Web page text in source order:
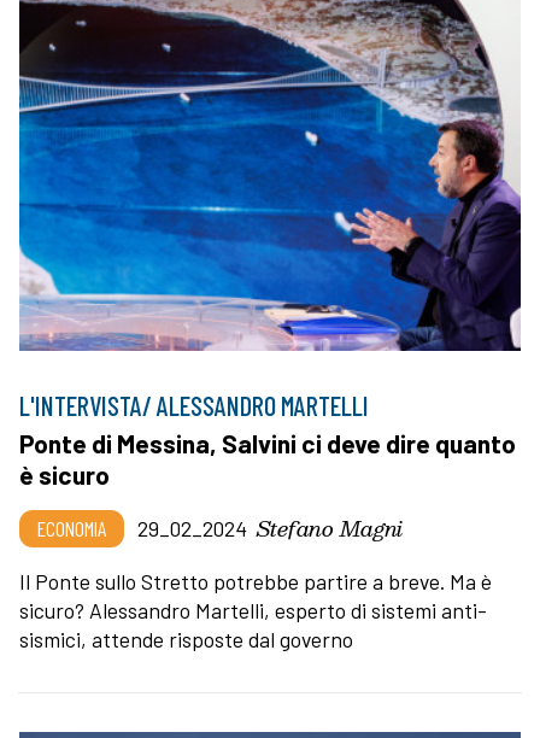
L'INTERVISTA/ ALESSANDRO MARTELLI
Ponte di Messina, Salvini ci deve dire quanto
è sicuro
ECONOMIA 29_02_2024 Stefano Magni
Il Ponte sullo Stretto potrebbe partire a breve. Ma è
sicuro? Alessandro Martelli, esperto di sistemi anti-
sismici, attende risposte dal governo